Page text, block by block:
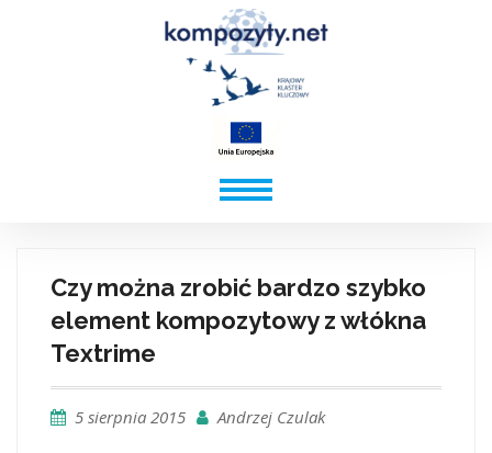
Czy można zrobić bardzo szybko
element kompozytowy z włókna
Textrime
5 sierpnia 2015 Andrzej Czulak